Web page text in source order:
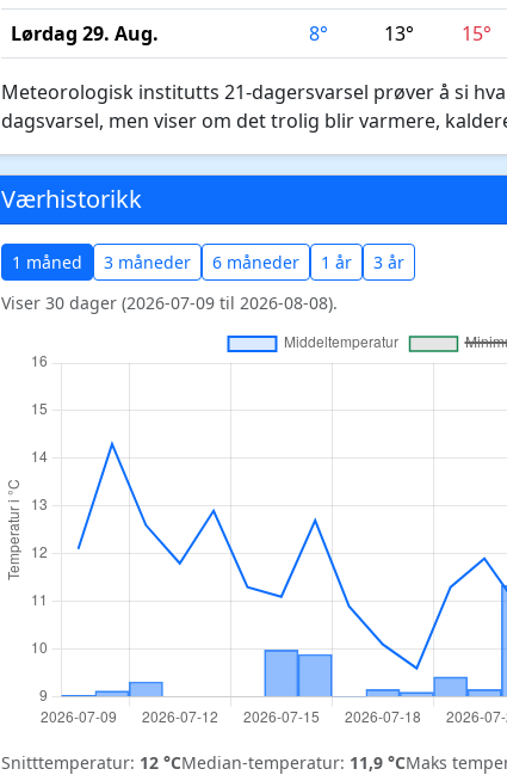
Lørdag 29. Aug.
8° 13° 15°
Meteorologisk institutts 21-dagersvarsel prøver å si
dagsvarsel, men viser om det trolig blir varmere,
Værhistorikk
1 måned 3 måneder 6 måneder 1 år 3 år
Viser 30 dager (2026-07-09 til 2026-08-08).
Snitttemperatur: 12 °CMedian-temperatur: 11,9 °CMaks